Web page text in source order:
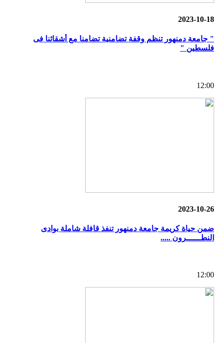
2023-10-18
" جامعة دمنهور تنظم وقفة تضامنية تضامنا مع أشقائنا فى
فلسطين "
12:00
2023-10-26
ضمن حياة كريمة جامعة دمنهور تنفذ قافلة شاملة بوادى
النطــــــرون .....
12:00